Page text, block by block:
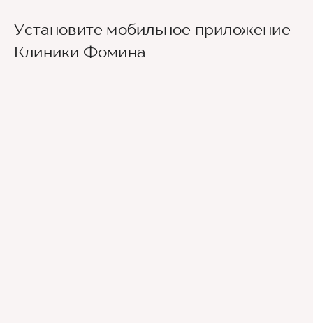
Ведущие врачи региона
Установите мобильное приложение
Клиники Фомина